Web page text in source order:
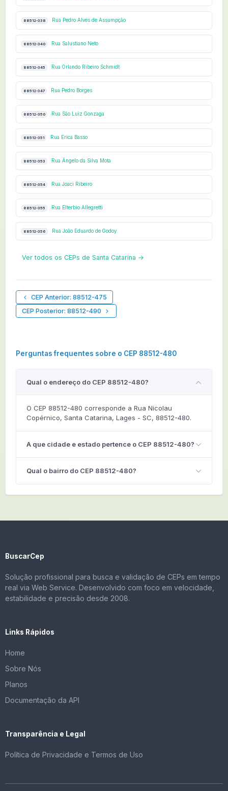
88512-338 Rua Pedro Alves de Assumpção
88512-340 Rua Salustiano Neto
88512-345 Rua Orlando Ribeiro Schmidt
88512-347 Rua Pedro Borges
88512-350 Rua São Luiz Gonzaga
88512-351 Rua Erica Basso
88512-353 Rua Ângelo da Silva Mota
88512-354 Rua Joaci Ribeiro
88512-355 Rua Elterbio Allegretti
88512-356 Rua João Eduardo de Godoy
Ver todos os CEPs de Santa Catarina →
CEP Anterior: 88512-475
CEP Posterior: 88512-490
Perguntas frequentes sobre o CEP 88512-480
Qual o endereço do CEP 88512-480?
O CEP 88512-480 corresponde a Rua Nicolau
Copérnico, Santa Catarina, Lages - SC, 88512-480.
A que cidade e estado pertence o CEP 88512-480?
Qual o bairro do CEP 88512-480?
BuscarCep
Solução profissional para busca e validação de CEPs em tempo
real via Web Service. Desenvolvido com foco em velocidade,
estabilidade e precisão desde 2008.
Links Rápidos
Home
Sobre Nós
Planos
Documentação da API
Transparência e Legal
Política de Privacidade e Termos de Uso